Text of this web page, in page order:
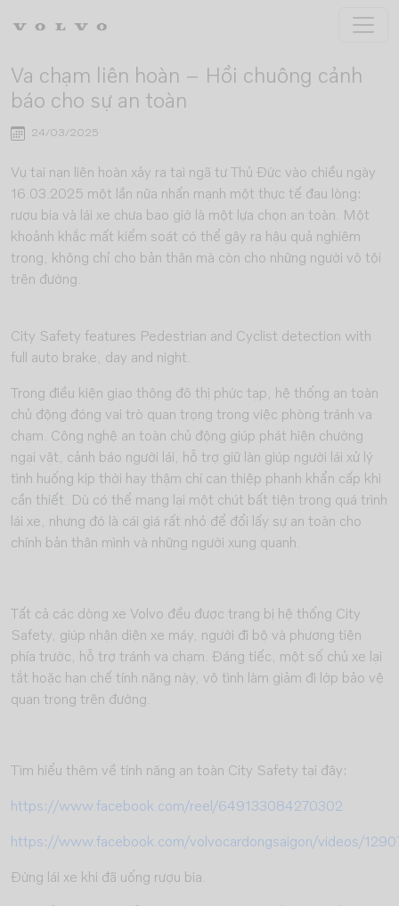
Va chạm liên hoàn – Hồi chuông cảnh
báo cho sự an toàn
24/03/2025
Vụ tai nạn liên hoàn xảy ra tại ngã tư Thủ Đức vào chiều ngày
16.03.2025 một lần nữa nhấn mạnh một thực tế đau lòng:
rượu bia và lái xe chưa bao giờ là một lựa chọn an toàn. Một
khoảnh khắc mất kiểm soát có thể gây ra hậu quả nghiêm
trọng, không chỉ cho bản thân mà còn cho những người vô tội
trên đường.
City Safety features Pedestrian and Cyclist detection with
full auto brake, day and night.
Trong điều kiện giao thông đô thị phức tạp, hệ thống an toàn
chủ động đóng vai trò quan trọng trong việc phòng tránh va
chạm. Công nghệ an toàn chủ động giúp phát hiện chướng
ngại vật, cảnh báo người lái, hỗ trợ giữ làn giúp người lái xử lý
tình huống kịp thời hay thậm chí can thiệp phanh khẩn cấp khi
cần thiết. Dù có thể mang lại một chút bất tiện trong quá trình
lái xe, nhưng đó là cái giá rất nhỏ để đổi lấy sự an toàn cho
chính bản thân mình và những người xung quanh.
Tất cả các dòng xe Volvo đều được trang bị hệ thống City
Safety, giúp nhận diện xe máy, người đi bộ và phương tiện
phía trước, hỗ trợ tránh va chạm. Đáng tiếc, một số chủ xe lại
tắt hoặc hạn chế tính năng này, vô tình làm giảm đi lớp bảo vệ
quan trọng trên đường.
Tìm hiểu thêm về tính năng an toàn City Safety tại đây:
https://www.facebook.com/reel/649133084270302
https://www.facebook.com/volvocardongsaigon/videos/
Đừng lái xe khi đã uống rượu bia.